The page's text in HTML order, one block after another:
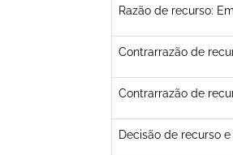
Razão de recurso:
Contrarrazão de
Contrarrazão de
Decisão de recurso